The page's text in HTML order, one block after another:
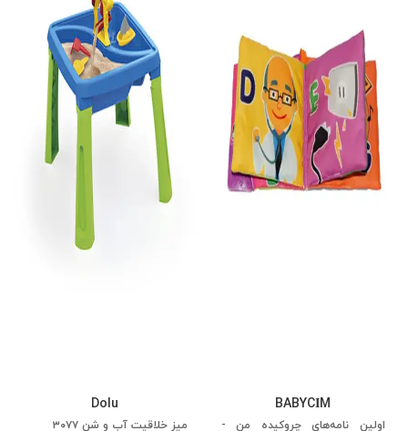
BABYCİM
اولین نامه‌های چروکیده من -
Dolu
میز خلاقیت آب و شن ۳۰۷۷